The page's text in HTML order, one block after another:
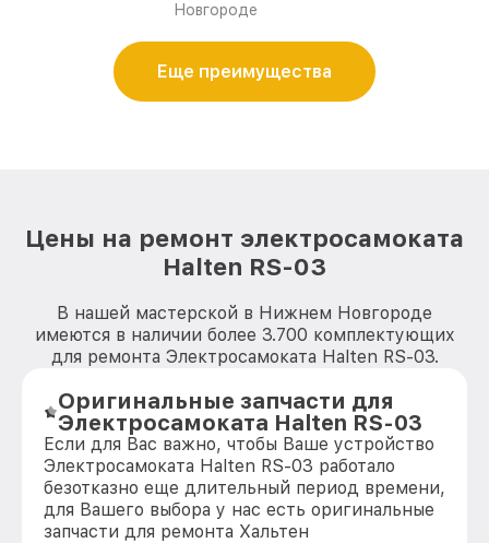
Новгороде
Еще преимущества
Цены на ремонт электросамоката
Halten RS-03
В нашей мастерской в Нижнем Новгороде
имеются в наличии более 3.700 комплектующих
для ремонта Электросамоката Halten RS-03.
Оригинальные запчасти для
Электросамоката Halten RS-03
Если для Вас важно, чтобы Ваше устройство
Электросамоката Halten RS-03 работало
безотказно еще длительный период времени,
для Вашего выбора у нас есть оригинальные
запчасти для ремонта Хальтен